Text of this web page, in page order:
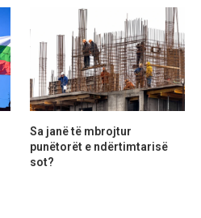
Sa janë të mbrojtur
punëtorët e ndërtimtarisë
sot?